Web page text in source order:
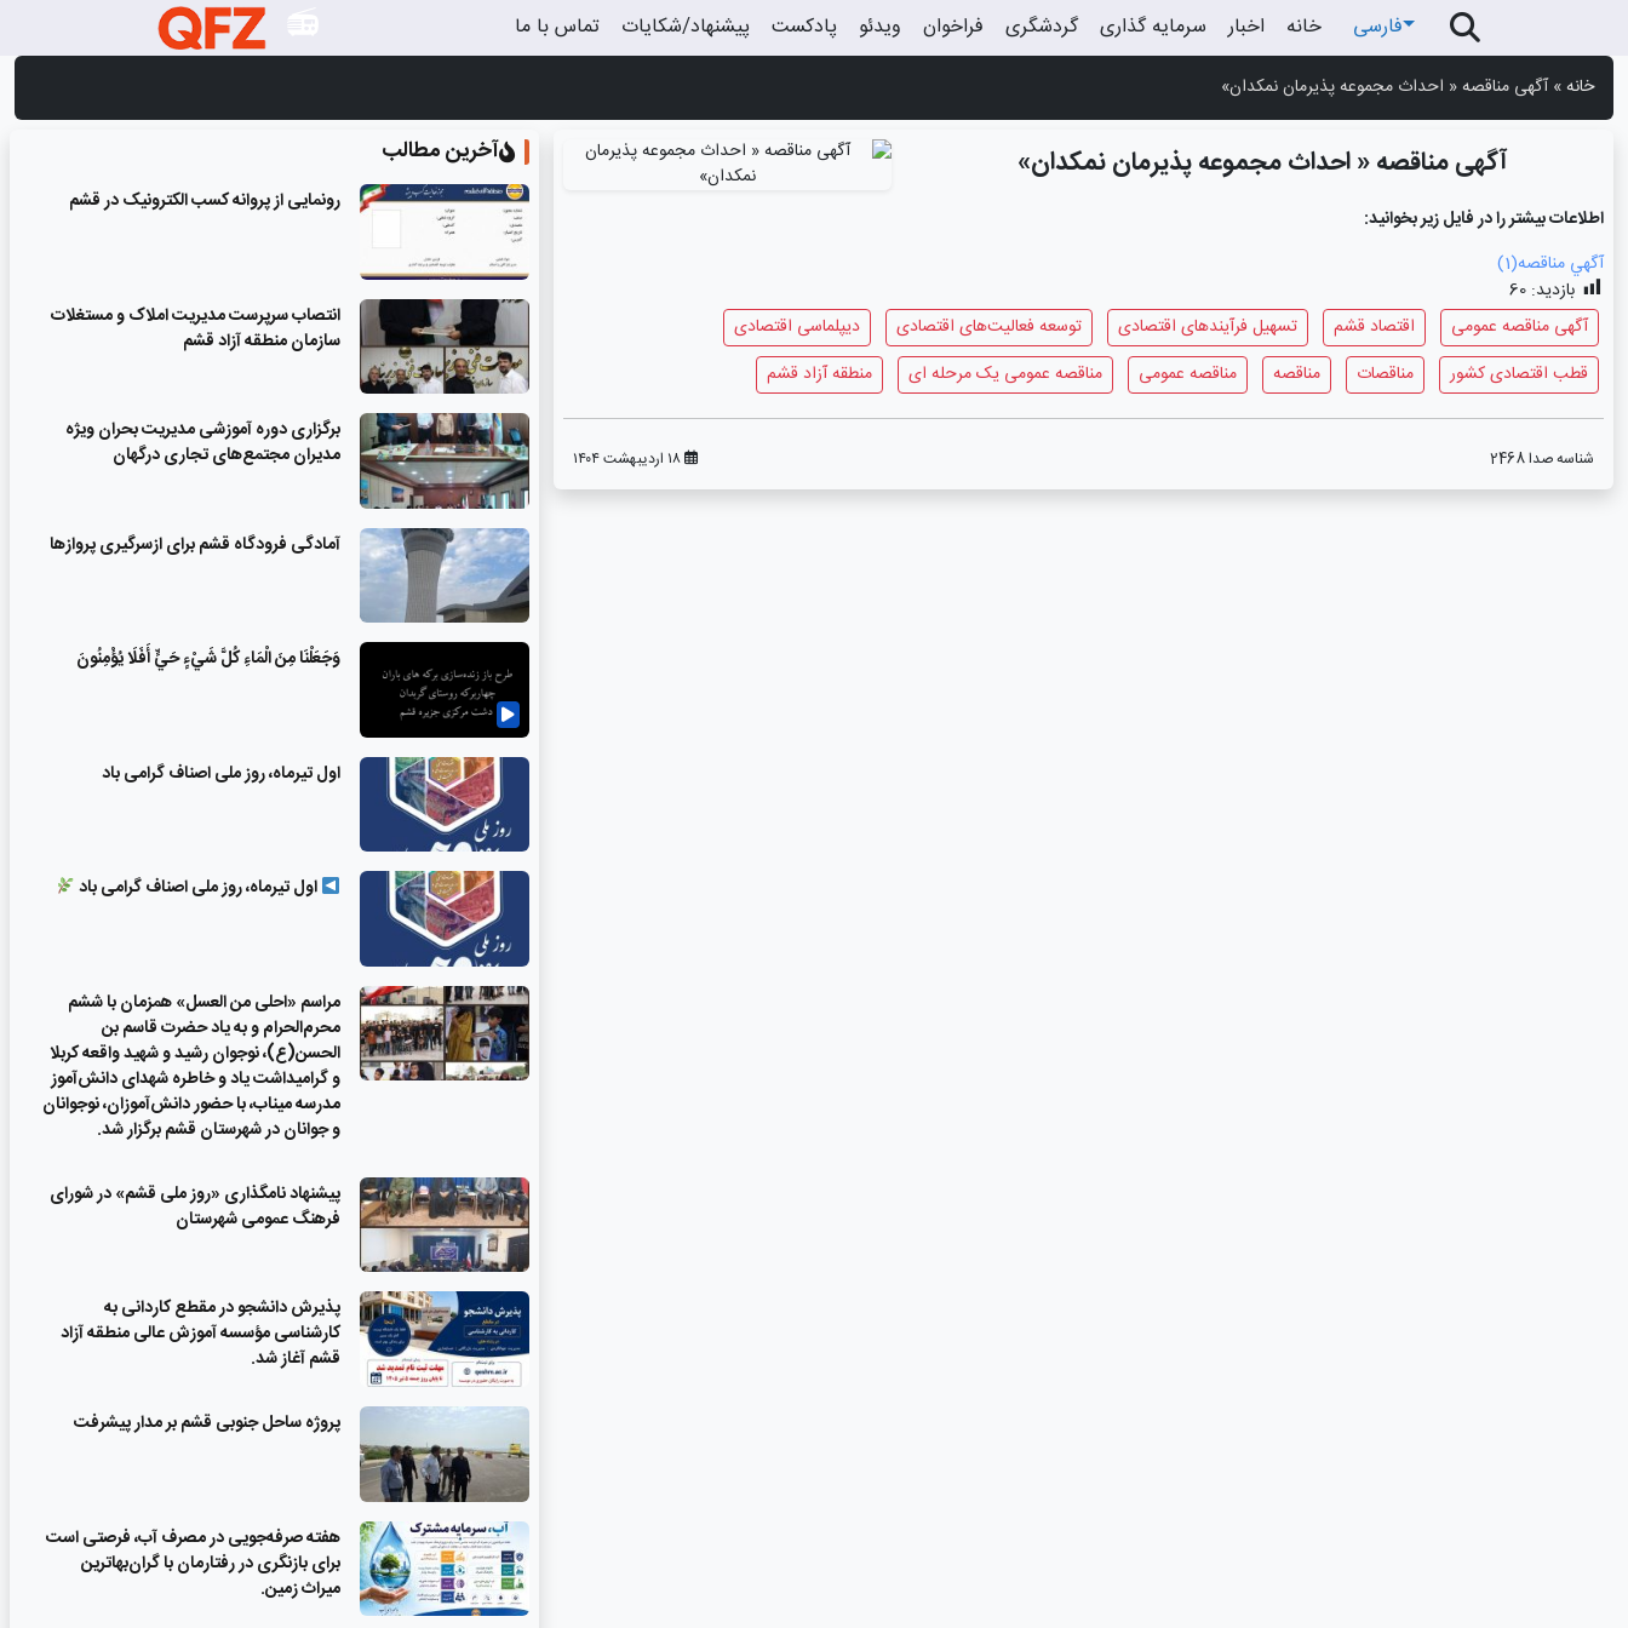
فارسی خانه اخبار سرمایه گذاری گردشگری فراخوان ویدئو پادکست پیشنهاد/شکایات تماس با ما
خانه»آگهی مناقصه « احداث مجموعه پذیرمان نمکدان»
آگهی مناقصه « احداث مجموعه پذیرمان نمکدان»
اطلاعات بیشتر را در فایل زیر بخوانید:
آگهي مناقصه(1)
بازدید: 60
آگهی مناقصه عمومی
اقتصاد قشم تسهیل فرآیندهای اقتصادی توسعه فعالیت‌های اقتصادی
دیپلماسی اقتصادی
قطب اقتصادی کشور
مناقصات مناقصه مناقصه عمومی مناقصه عمومی یک مرحله ای منطقه آزاد قشم
شناسه صدا ۱۸ اردیبهشت ۱۴۰۴
آخرین مطالب
رونمایی از پروانه کسب الکترونیک در قشم
انتصاب سرپرست مدیریت املاک و مستغلات
سازمان منطقه آزاد قشم
برگزاری دوره آموزشی مدیریت بحران ویژه
مدیران مجتمع‌های تجاری درگهان
آمادگی فرودگاه قشم برای ازسرگیری پروازها
وَجَعَلْنَا مِنَ الْمَاءِ كُلَّ شَيْءٍ حَيٍّ أَفَلَا يُؤْمِنُونَ
اول تیرماه، روز ملی اصناف گرامی باد
اول تیرماه، روز ملی اصناف گرامی باد
مراسم «احلی من العسل» همزمان با ششم
محرم‌الحرام و به یاد حضرت قاسم بن
الحسن(ع)، نوجوان رشید و شهید واقعه کربلا
و گرامیداشت یاد و خاطره شهدای دانش‌آموز
مدرسه میناب، با حضور دانش‌آموزان، نوجوانان
و جوانان در شهرستان قشم برگزار شد.
پیشنهاد نامگذاری «روز ملی قشم» در شورای
فرهنگ عمومی شهرستان
پذیرش دانشجو در مقطع کاردانی به
کارشناسی مؤسسه آموزش عالی منطقه آزاد
قشم آغاز شد.
پروژه ساحل جنوبی قشم بر مدار پیشرفت
‌هفته صرفه‌جویی در مصرف آب، فرصتی است
برای بازنگری در رفتارمان با گران‌بهاترین
میراث زمین.